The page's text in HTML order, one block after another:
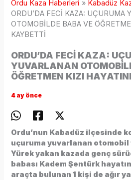
Ordu Kaza Haberleri
Kabadüz
ORDU’DA FECİ KAZA: UÇURUMA
OTOMOBİLDE BABA VE
KAYBETTİ
ORDU’DA FECİ KAZA:
YUVARLANAN
ÖĞRETMEN KIZI
4 ay önce
Ordu’nun Kabadüz ilçesinde
uçuruma yuvarlanan
Yürek yakan kazada genç
babası Kadem Şentürk
araçta bulunan 1 kişi de ağır